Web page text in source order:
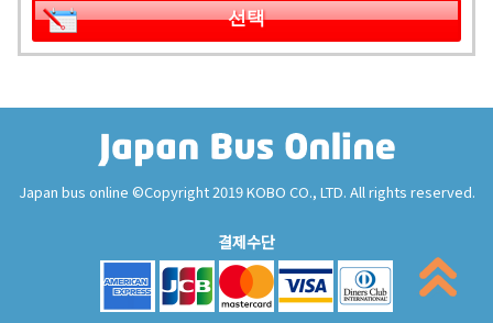
선택
Japan bus online ©Copyright 2019 KOBO CO., LTD. All rights reserved.
결제수단